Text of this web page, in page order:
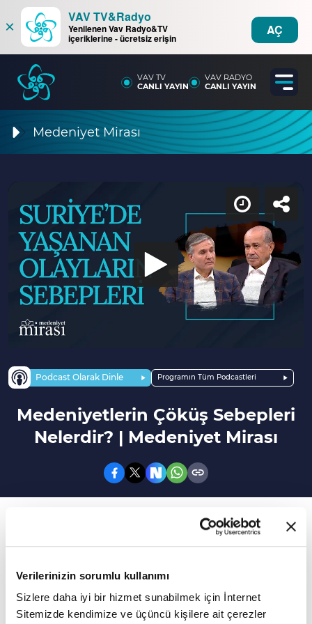
Verilerinizin sorumlu kullanımı
Sizlere daha iyi bir hizmet sunabilmek için İnternet
Sitemizde kendimize ve üçüncü kişilere ait çerezler
×
VAV TV&Radyo
Yenilenen Vav Radyo&TV
içeriklerine - ücretsiz erişin
AÇ
VAV TV
CANLI YAYIN
VAV RADYO
CANLI YAYIN
Medeniyet Mirası
Podcast Olarak Dinle Programın Tüm Podcastleri
Medeniyetlerin Çöküş Sebepleri
Nelerdir? | Medeniyet Mirası
Antik dünyadan modern dünyaya, doğudan
batıya, özellikle İslam dünyasının Batı'ya